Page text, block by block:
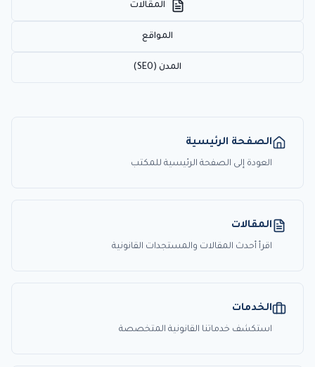
المقالات
المواقع
المدن (SEO)
الصفحة الرئيسية
العودة إلى الصفحة الرئيسية للمكتب
المقالات
اقرأ أحدث المقالات والمستجدات القانونية
الخدمات
استكشف خدماتنا القانونية المتخصصة